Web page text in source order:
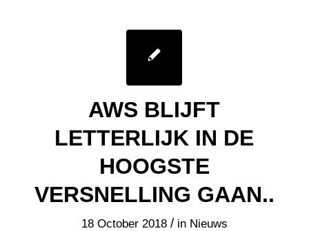
AWS BLIJFT
LETTERLIJK IN DE
HOOGSTE
VERSNELLING GAAN..
18 October 2018 / in Nieuws